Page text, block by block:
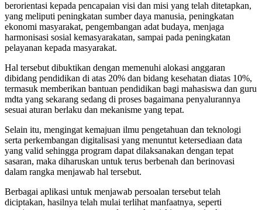
berorientasi kepada pencapaian visi dan misi yang telah ditetapkan,
yang meliputi peningkatan sumber daya manusia, peningkatan
ekonomi masyarakat, pengembangan adat budaya, menjaga
harmonisasi sosial kemasyarakatan, sampai pada peningkatan
pelayanan kepada masyarakat.
Hal tersebut dibuktikan dengan memenuhi alokasi anggaran
dibidang pendidikan di atas 20% dan bidang kesehatan diatas 10%,
termasuk memberikan bantuan pendidikan bagi mahasiswa dan guru
mdta yang sekarang sedang di proses bagaimana penyalurannya
sesuai aturan berlaku dan mekanisme yang tepat.
Selain itu, mengingat kemajuan ilmu pengetahuan dan teknologi
serta perkembangan digitalisasi yang menuntut ketersediaan data
yang valid sehingga program dapat dilaksanakan dengan tepat
sasaran, maka diharuskan untuk terus berbenah dan berinovasi
dalam rangka menjawab hal tersebut.
Berbagai aplikasi untuk menjawab persoalan tersebut telah
diciptakan, hasilnya telah mulai terlihat manfaatnya, seperti